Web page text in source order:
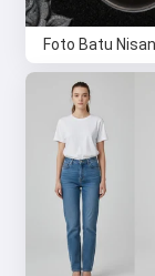
Foto Batu